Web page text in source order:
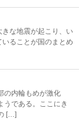
な地震が起こり、い
ることが国のまとめ
の内輪もめが激化
うである。ここにき
[…]